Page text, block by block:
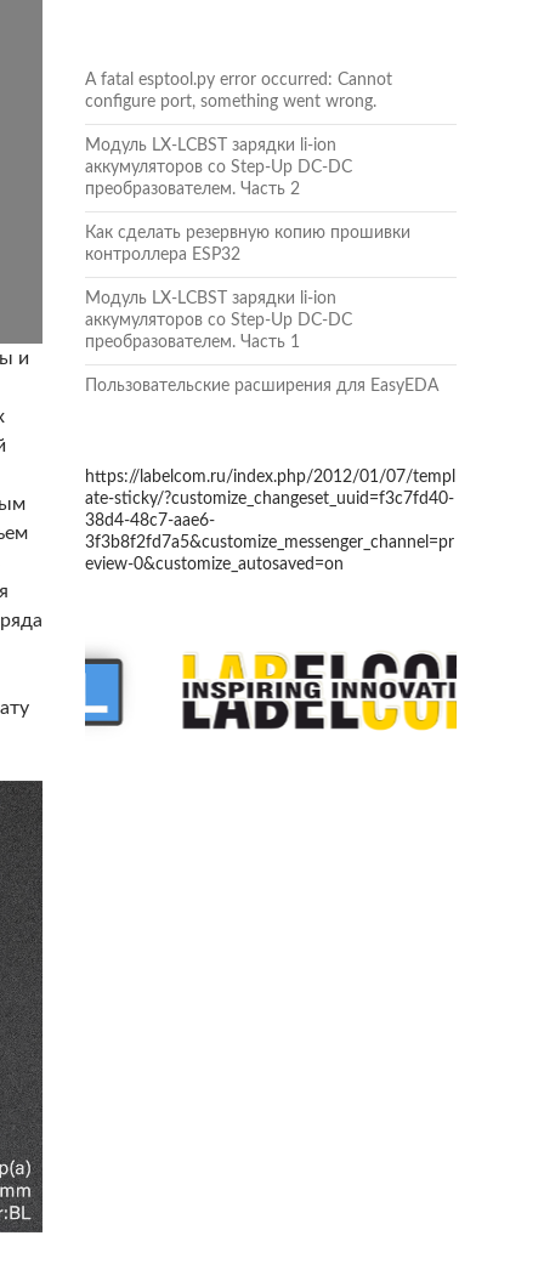
и
A fatal esptool.py error occurred: Cannot
configure port, something went wrong.
Модуль LX-LCBST зарядки li-ion
аккумуляторов со Step-Up DC-DC
преобразователем. Часть 2
Как сделать резервную копию прошивки
контроллера ESP32
Модуль LX-LCBST зарядки li-ion
аккумуляторов со Step-Up DC-DC
преобразователем. Часть 1
Пользовательские расширения для EasyEDA
https://labelcom.ru/index.php/2012/01/07/templ
ate-sticky/?customize_changeset_uuid=f3c7fd40-
38d4-48c7-aae6-
3f3b8f2fd7a5&customize_messenger_channel=pr
eview-0&customize_autosaved=on